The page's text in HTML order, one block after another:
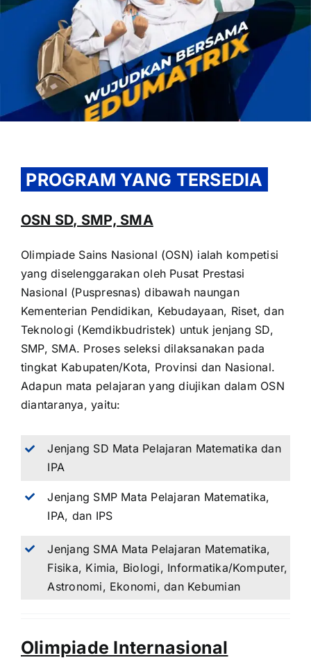
OUR PROGRAM
REGISTRATION
CONTACT US
PROGRAM YANG TERSEDIA
OSN SD, SMP, SMA
Olimpiade Sains Nasional (OSN) ialah kompetisi
yang diselenggarakan oleh Pusat Prestasi
Nasional (Puspresnas) dibawah naungan
Kementerian Pendidikan, Kebudayaan, Riset, dan
Teknologi (Kemdikbudristek) untuk jenjang SD,
SMP, SMA. Proses seleksi dilaksanakan pada
tingkat Kabupaten/Kota, Provinsi dan Nasional.
Adapun mata pelajaran yang diujikan dalam OSN
diantaranya, yaitu:
Jenjang SD Mata Pelajaran Matematika dan
IPA
Jenjang SMP Mata Pelajaran Matematika,
IPA, dan IPS
Jenjang SMA Mata Pelajaran Matematika,
Fisika, Kimia, Biologi, Informatika/Komputer,
Astronomi, Ekonomi, dan Kebumian
Olimpiade Internasional